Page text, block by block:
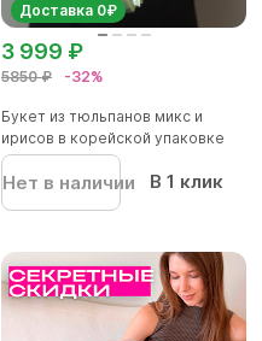
Доставка 0₽
5850 ₽ -32%
3 999 ₽
Букет из тюльпанов микс и
ирисов в корейской упаковке
Нет в наличии В 1 клик